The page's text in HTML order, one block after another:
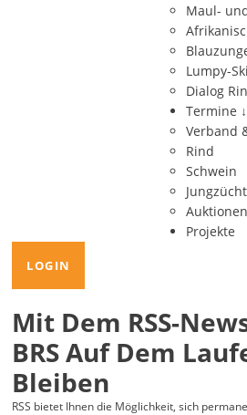
Maul-
Lumpy-
Dialog
Termine ↓
Verband
Rind
Schwein
Auktionen
Projekte
LOGIN
Mit Dem RSS-
BRS Auf Dem
Bleiben
RSS bietet Ihnen die Möglichkeit, sich